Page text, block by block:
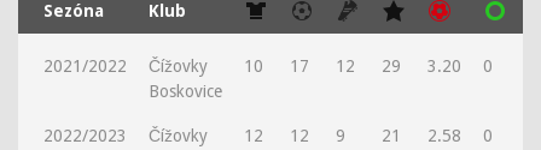
Sezóna Klub
2021/2022
Čížovky
Boskovice
10 17 12 29 3.20 0
2022/2023
Čížovky
12 12 9 21 2.58 0